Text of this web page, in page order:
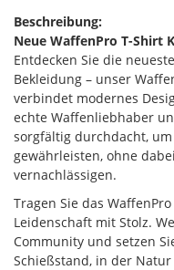
Beschreibung:
Neue WaffenPro T-Shirt
Entdecken Sie die
Bekleidung – unser
verbindet modernes
echte Waffenliebhaber
sorgfältig durchdacht,
gewährleisten, ohne
vernachlässigen.
Tragen Sie das
Leidenschaft mit Stolz.
Community und setzen
Schießstand, in der